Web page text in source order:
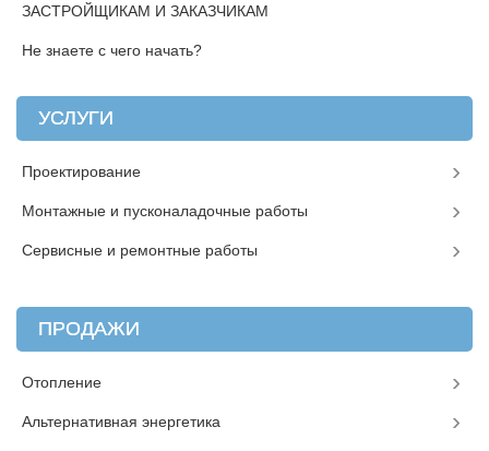
ЗАСТРОЙЩИКАМ И ЗАКАЗЧИКАМ
Не знаете с чего начать?
УСЛУГИ
Проектирование
Монтажные и пусконаладочные работы
Сервисные и ремонтные работы
ПРОДАЖИ
Отопление
Альтернативная энергетика